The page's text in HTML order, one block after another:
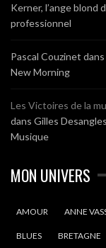
Kerner, l’ange blond
professionnel
Pascal Couzinet dans
New Morning
Les Victoires de la
dans Gilles
Musique
MON UNIVERS
AMOUR ANNE
BLUES BRETAGNE